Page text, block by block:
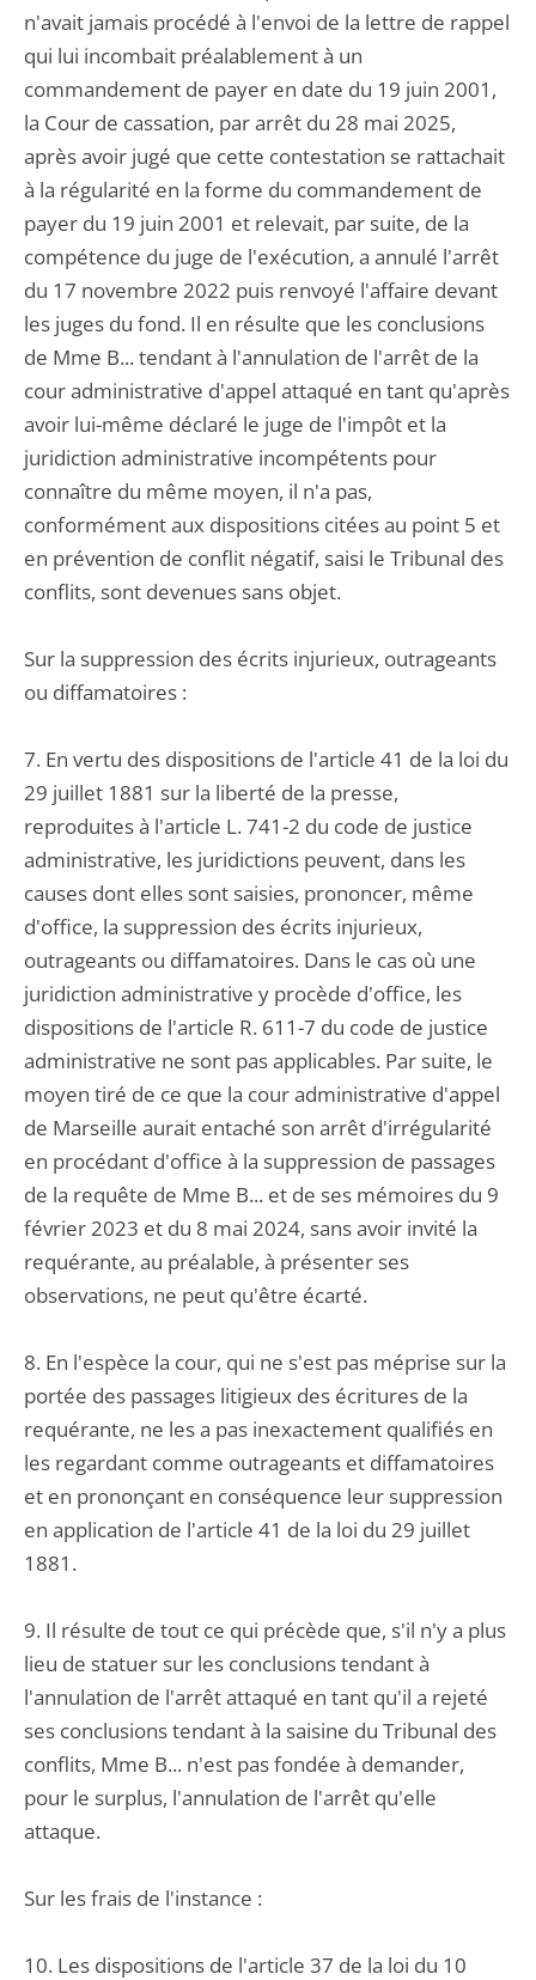
n'avait jamais procédé à l'envoi de la lettre de rappel
qui lui incombait préalablement à un
commandement de payer en date du 19 juin 2001,
la Cour de cassation, par arrêt du 28 mai 2025,
après avoir jugé que cette contestation se rattachait
à la régularité en la forme du commandement de
payer du 19 juin 2001 et relevait, par suite, de la
compétence du juge de l'exécution, a annulé l'arrêt
du 17 novembre 2022 puis renvoyé l'affaire devant
les juges du fond. Il en résulte que les conclusions
de Mme B... tendant à l'annulation de l'arrêt de la
cour administrative d'appel attaqué en tant qu'après
avoir lui-même déclaré le juge de l'impôt et la
juridiction administrative incompétents pour
connaître du même moyen, il n'a pas,
conformément aux dispositions citées au point 5 et
en prévention de conflit négatif, saisi le Tribunal des
conflits, sont devenues sans objet.
Sur la suppression des écrits injurieux, outrageants
ou diffamatoires :
7. En vertu des dispositions de l'article 41 de la loi du
29 juillet 1881 sur la liberté de la presse,
reproduites à l'article L. 741-2 du code de justice
administrative, les juridictions peuvent, dans les
causes dont elles sont saisies, prononcer, même
d'office, la suppression des écrits injurieux,
outrageants ou diffamatoires. Dans le cas où une
juridiction administrative y procède d'office, les
dispositions de l'article R. 611-7 du code de justice
administrative ne sont pas applicables. Par suite, le
moyen tiré de ce que la cour administrative d'appel
de Marseille aurait entaché son arrêt d'irrégularité
en procédant d'office à la suppression de passages
de la requête de Mme B... et de ses mémoires du 9
février 2023 et du 8 mai 2024, sans avoir invité la
requérante, au préalable, à présenter ses
observations, ne peut qu'être écarté.
8. En l'espèce la cour, qui ne s'est pas méprise sur la
portée des passages litigieux des écritures de la
requérante, ne les a pas inexactement qualifiés en
les regardant comme outrageants et diffamatoires
et en prononçant en conséquence leur suppression
en application de l'article 41 de la loi du 29 juillet
1881.
9. Il résulte de tout ce qui précède que, s'il n'y a plus
lieu de statuer sur les conclusions tendant à
l'annulation de l'arrêt attaqué en tant qu'il a rejeté
ses conclusions tendant à la saisine du Tribunal des
conflits, Mme B... n'est pas fondée à demander,
pour le surplus, l'annulation de l'arrêt qu'elle
attaque.
Sur les frais de l'instance :
10. Les dispositions de l'article 37 de la loi du 10